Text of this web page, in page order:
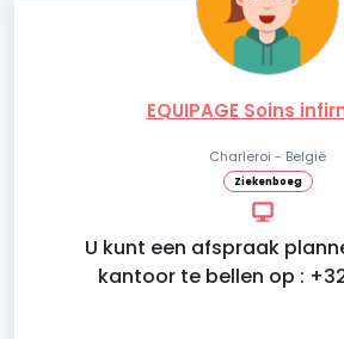
EQUIPAGE Soins
Charleroi - België
Ziekenboeg
U kunt een afspraak
kantoor te bellen op :